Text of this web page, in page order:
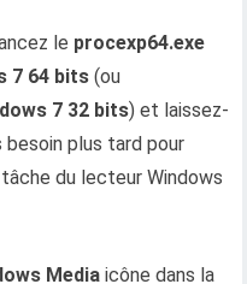
le procexp64.exe
7 64 bits (ou
7 32 bits) et laissez-
besoin plus tard pour
du lecteur Windows
Media icône dans la